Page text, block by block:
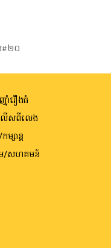
​#២០
ាំរឿងធំ
ើសពីលេង
ម្សាន្ត
ម/សហគមន៍